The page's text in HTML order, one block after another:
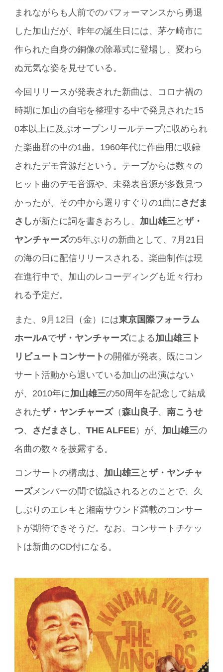
まれながらも人前でのパフォーマンスから勇退
した加山だが、昨年の誕生日には、茅ケ崎市に
作られた自身の銅像の除幕式に登場し、変わら
ぬ元気な姿を見せている。
今回リリースが発表された新曲は、コロナ禍の
時期に加山の自宅を整理する中で発見された15
0本以上に及ぶオープンリールテープに収められ
た楽曲群の中の1曲。1960年代に作曲用に収録
されたデモ音源だという。テープからは数々の
ヒット曲のデモ音源や、未発表音源が多数見つ
かったが、その中から選りすぐりの1曲にさだま
さしが新たに詞を書きおろし、 加山雄三とザ・
ヤンチャーズの5年ぶりの新曲として、7月21日
の海の日に配信リリースされる。楽曲制作は現
在進行中で、加山のレコーディングも近々行わ
れる予定だ。
また、9月12日（金）には東京国際フォーラム
ホールAでザ・ヤンチャーズによる加山雄三ト
リビュートコンサートの開催が発表。既にコン
サート活動から退いている加山の出演はない
が、2010年に加山雄三の50周年を記念して結成
されたザ・ヤンチャーズ（森山良子、南こうせ
つ、 さだまさし 、THE ALFEE）が、 加山雄三の
名曲の数々を披露する。
コンサートの構成は、 加山雄三とザ・ヤンチャ
ーズメンバーの間で協議されるとのことで、久
しぶりのエレキと湘南サウンド満載のコンサー
トが期待できそうだ。なお、コンサートチケッ
トは新曲のCD付になる。